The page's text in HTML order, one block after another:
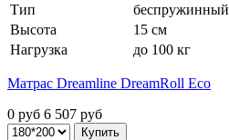
Тип
беспружинный
Высота
15 см
Нагрузка
до 100 кг
Матрас Dreamline DreamRoll Eco
0 руб 6 507 руб